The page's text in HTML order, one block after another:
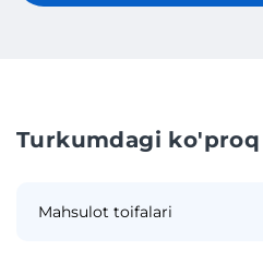
Turkumdagi